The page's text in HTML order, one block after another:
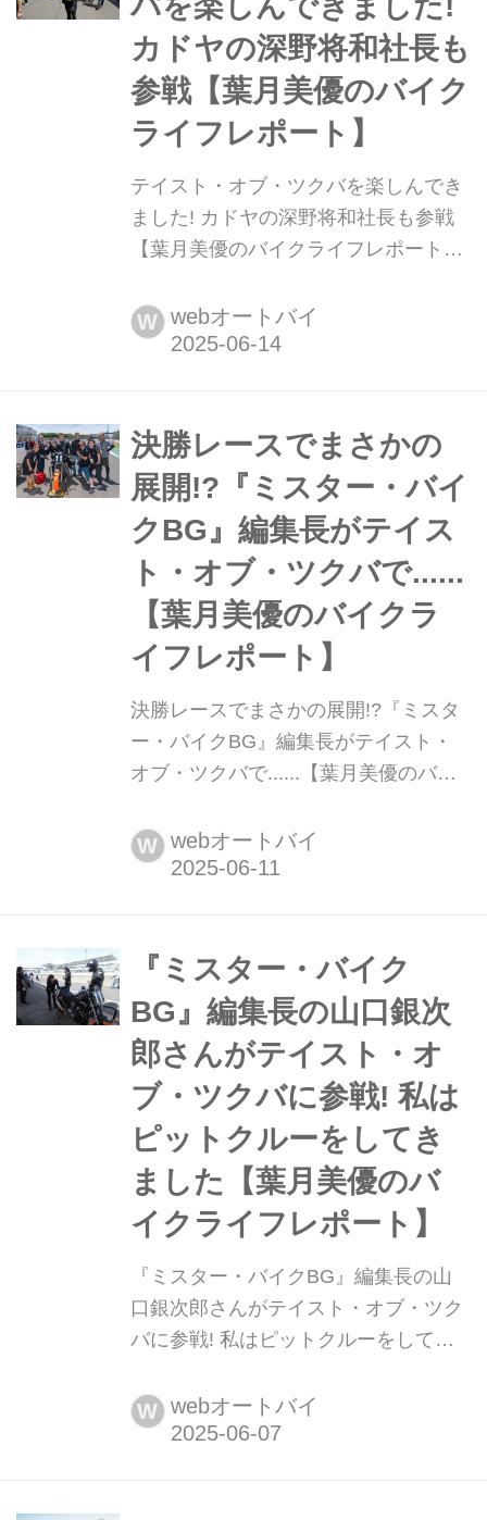
ックです。2人には、それぞれのチー
ム員がいる...
カドヤの深野将和社長も
参戦【葉月美優のバイク
ライフレポート】
テイスト・オブ・ツクバを楽しんでき
ました! カドヤの深野将和社長も参戦
【葉月美優のバイクライフレポート】
ストオブツクバでの山口銀次郎選手の
レポートをお届けしました。今回は、
ス以外の見どころのお話です。 チーム
名はKADOYA with TAGOS、マシンは
GSX-R750、...
W webオートバイ
決勝レースでまさかの
展開!?『ミスター・バイ
クBG』編集長がテイス
ト・オブ・ツクバで......
【葉月美優のバイクラ
イフレポート】
決勝レースでまさかの展開!?『ミスタ
ー・バイクBG』編集長がテイスト・
オブ・ツクバで......【葉月美優のバイ
前回は、テイストオブツクバに参戦す
る『ミスター・バイクBG』の編集
権のタタラレーシングでメカニックを
している岩野さんからのアドバイスで
5番手チェッカーでしたね。今回は決
勝レースのお話です。 山口...
W webオートバイ
『ミスター・バイク
BG』編集長の山口銀次
郎さんがテイスト・オ
ブ・ツクバに参戦! 私は
ピットクルーをしてき
ました【葉月美優のバ
イクライフレポート】
『ミスター・バイクBG』編集長の山
口銀次郎さんがテイスト・オブ・ツク
バに参戦! 私はピットクルーをしてき
ート】 葉月美優です。 夜のお散歩も
気持ちよくなってきましたね。最近
W webオートバイ